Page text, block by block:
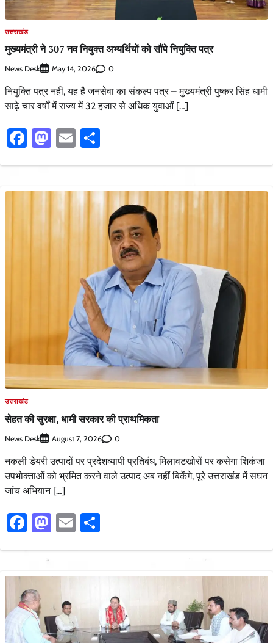
उत्तराखंड
मुख्यमंत्री ने 307 नव नियुक्त अभ्यर्थियों को सौंपे नियुक्ति पत्र
News Desk May 14, 2026 0
नियुक्ति पत्र नहीं, यह है जनसेवा का संकल्प पत्र – मुख्यमंत्री पुष्कर सिंह धामी
साढ़े चार वर्षों में राज्य में 32 हजार से अधिक युवाओं […]
Facebook
Mastodon
Email
उत्तराखंड
सेहत की सुरक्षा, धामी सरकार की प्राथमिकता
News Desk August 7, 2026 0
नकली डेयरी उत्पादों पर प्रदेशव्यापी प्रतिबंध, मिलावटखोरों पर कसेगा शिकंजा
उपभोक्ताओं को भ्रमित करने वाले उत्पाद अब नहीं बिकेंगे, पूरे उत्तराखंड में सघन
जांच अभियान […]
Facebook
Mastodon
Email